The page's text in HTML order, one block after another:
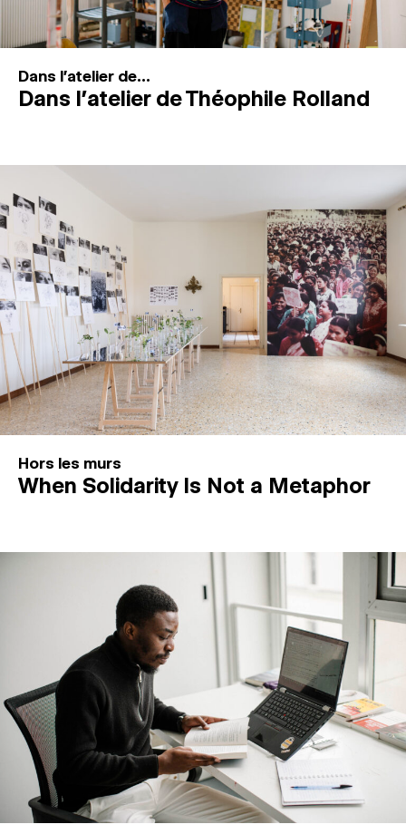
Dans l'atelier de...
Dans l’atelier de Théophile Rolland
Hors les murs
When Solidarity Is Not a Metaphor